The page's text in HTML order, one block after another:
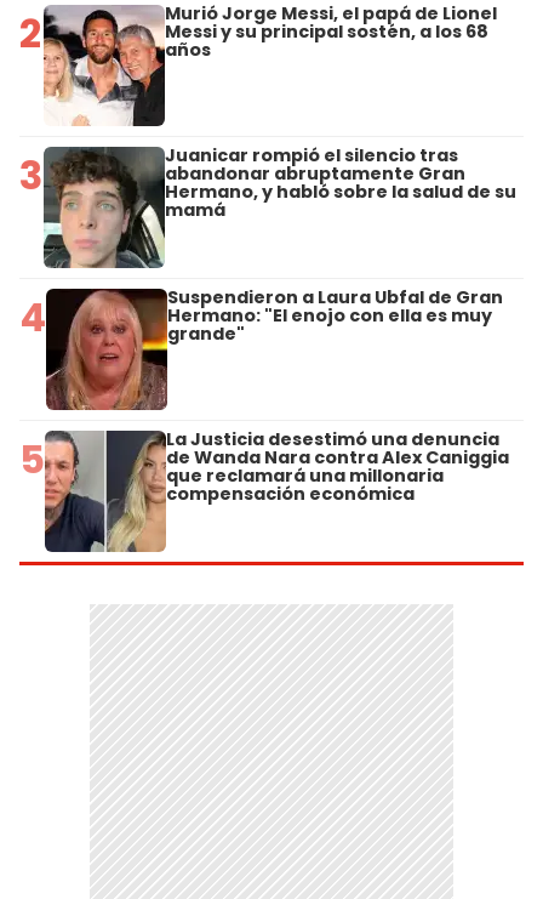
2 Murió Jorge Messi, el papá de Lionel
Messi y su principal sostén, a los 68
años
3 Juanicar rompió el silencio tras
abandonar abruptamente Gran
Hermano, y habló sobre la salud de su
mamá
4 Suspendieron a Laura Ubfal de Gran
Hermano: "El enojo con ella es muy
grande"
5 La Justicia desestimó una denuncia
de Wanda Nara contra Alex Caniggia
que reclamará una millonaria
compensación económica